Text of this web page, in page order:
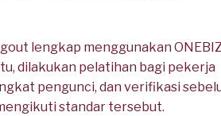
lengkap menggunakan
dilakukan pelatihan bagi pekerja
pengunci, dan verifikasi
standar tersebut.